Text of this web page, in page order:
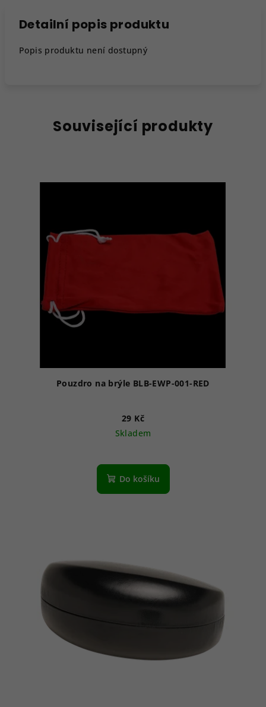
Detailní popis produktu
Popis produktu není dostupný
Související produkty
Pouzdro na brýle BLB-EWP-001-RED
29 Kč
Skladem
Do košíku